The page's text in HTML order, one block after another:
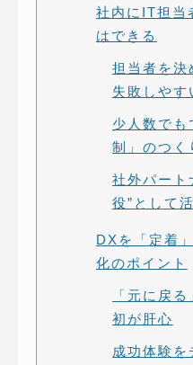
社内にIT担当
はできる
担当者を決
失敗しやす
少人数でも
制」のつく
社外パート
役”として
DXを「定着
化のポイント
「元に戻
初が肝心
成功体験を